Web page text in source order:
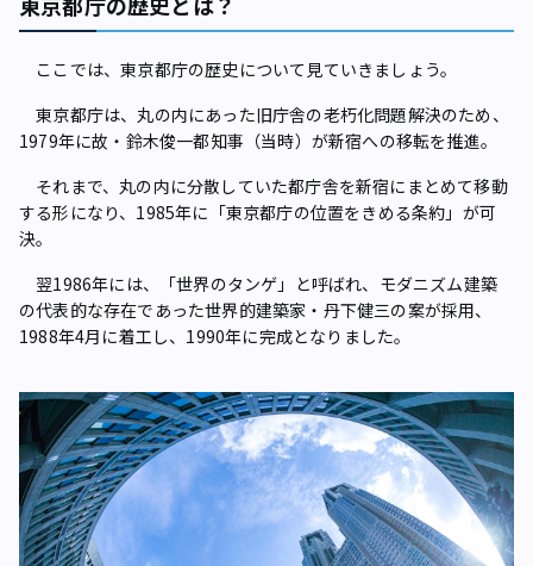
ここでは、東京都庁の歴史について見ていきましょう。
東京都庁は、丸の内にあった旧庁舎の老朽化問題解決のため、
1979年に故・鈴木俊一都知事（当時）が新宿への移転を推進。
それまで、丸の内に分散していた都庁舎を新宿にまとめて移動
する形になり、1985年に「東京都庁の位置をきめる条約」が可
決。
翌1986年には、「世界のタンゲ」と呼ばれ、モダニズム建築
の代表的な存在であった世界的建築家・丹下健三の案が採用、
1988年4月に着工し、1990年に完成となりました。